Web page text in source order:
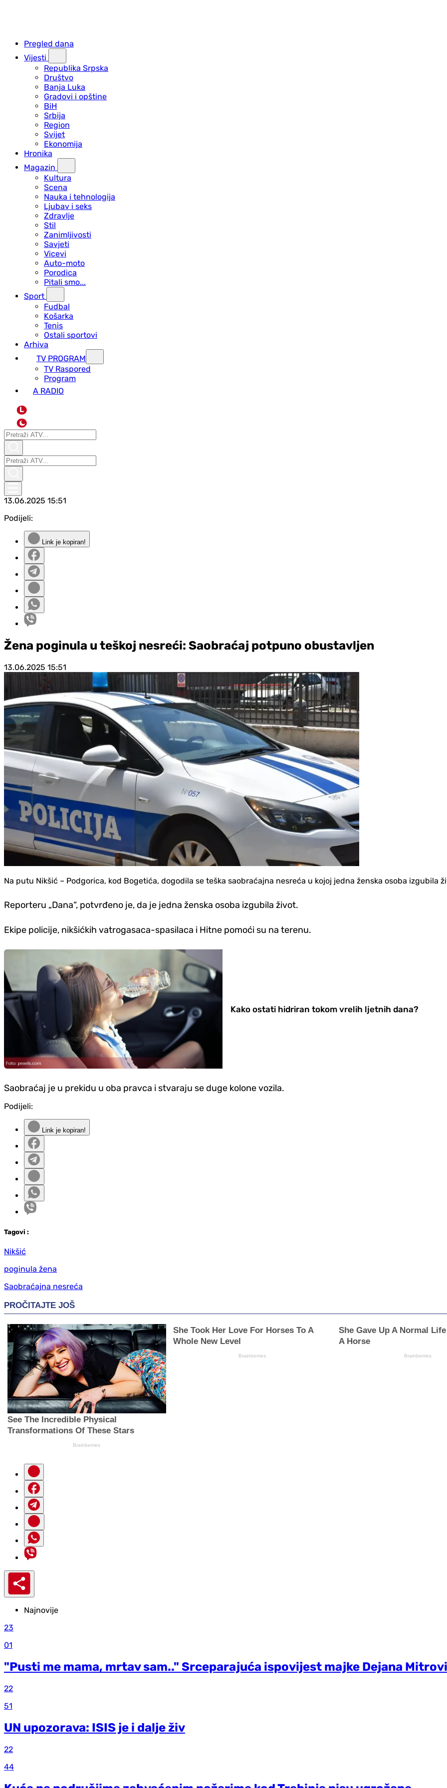
Pregled dana
Vijesti
Republika Srpska
Društvo
Banja Luka
Gradovi i opštine
BiH
Srbija
Region
Svijet
Ekonomija
Hronika
Magazin
Kultura
Scena
Nauka i tehnologija
Ljubav i seks
Zdravlje
Stil
Zanimljivosti
Savjeti
Vicevi
Auto-moto
Porodica
Pitali smo...
Sport
Fudbal
Košarka
Tenis
Ostali sportovi
Arhiva
TV PROGRAM
ТV Raspored
Program
A RADIO
L
13.06.2025 15:51
Podijeli:
Link je kopiran!
Žena poginula u teškoj nesreći: Saobraćaj potpuno obustavljen
13.06.2025 15:51
Na putu Nikšić – Podgorica, kod Bogetića, dogodila se teška saobraćajna nesreća u kojoj jedna ženska osoba izgubila
Reporteru „Dana“, potvrđeno je, da je jedna ženska osoba izgubila život.
Ekipe policije, nikšićkih vatrogasaca-spasilaca i Hitne pomoći su na terenu.
Kako ostati hidriran tokom vrelih ljetnih dana?
Saobraćaj je u prekidu u oba pravca i stvaraju se duge kolone vozila.
Podijeli:
Link je kopiran!
Tagovi :
Nikšić
poginula žena
Saobraćajna nesreća
Najnovije
23
01
"Pusti me mama, mrtav sam.." Srceparajuća ispovijest majke Dejana
22
51
UN upozorava: ISIS je i dalje živ
22
44